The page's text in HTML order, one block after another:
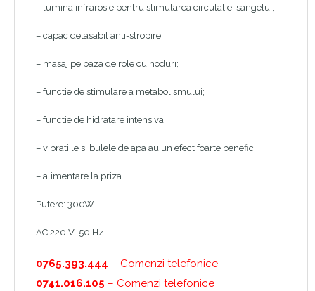
– lumina infrarosie pentru stimularea circulatiei sangelui;
– capac detasabil anti-stropire;
– masaj pe baza de role cu noduri;
– functie de stimulare a metabolismului;
– functie de hidratare intensiva;
– vibratiile si bulele de apa au un efect foarte benefic;
– alimentare la priza.
Putere: 300W
AC 220 V 50 Hz
0765.393.444 – Comenzi telefonice
0741.016.105 – Comenzi telefonice